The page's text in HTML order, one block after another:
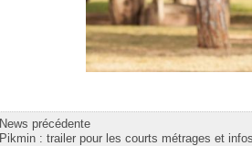
News précédente
Pikmin : trailer pour les courts métrages et infos